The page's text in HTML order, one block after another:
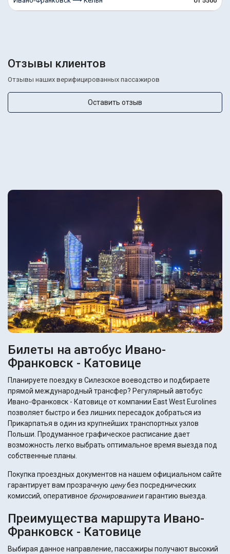
Отзывы клиентов
Отзывы наших верифицированных пассажиров
Оставить отзыв
Билеты на автобус Ивано-
Франковск - Катовице
Планируете поездку в Силезское воеводство и подбираете
прямой международный трансфер? Регулярный автобус
Ивано-Франковск - Катовице от компании East West Eurolines
позволяет быстро и без лишних пересадок добраться из
Прикарпатья в один из крупнейших транспортных узлов
Польши. Продуманное графическое расписание дает
возможность легко выбрать оптимальное время выезда под
собственные планы.
Покупка проездных документов на нашем официальном сайте
гарантирует вам прозрачную ценубез посреднических
комиссий, оперативное бронированиеи гарантию выезда.
Преимущества маршрута Ивано-
Франковск - Катовице
Выбирая данное направление, пассажиры получают высокий